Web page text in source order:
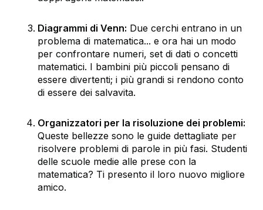
Diagrammi di Venn: Due cerchi entrano in un
problema di matematica... e ora hai un modo
per confrontare numeri, set di dati o concetti
matematici. I bambini più piccoli pensano di
essere divertenti; i più grandi si rendono conto
di essere dei salvavita.
Organizzatori per la risoluzione dei problemi:
Queste bellezze sono le guide dettagliate per
risolvere problemi di parole in più fasi. Studenti
delle scuole medie alle prese con la
matematica? Ti presento il loro nuovo migliore
amico.